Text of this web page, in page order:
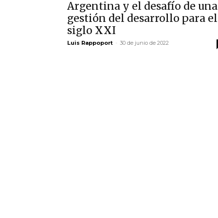
Argentina y el desafío de una
gestión del desarrollo para el
siglo XXI
Luis Rappoport - 30 de junio de 2022